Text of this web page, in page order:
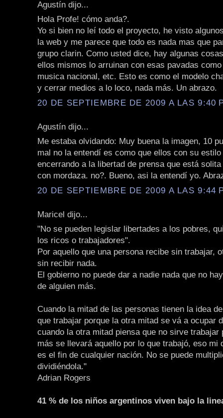
Agustín dijo...
Hola Profe! cómo anda?.
Yo si bien no leí todo el proyecto, he visto
la web y me parece que todo es nada mas que
grupo clarin. Como usted dice, hay algunas
ellos mismos lo arruinan con esas pavadas
musica nacional, etc. Esto es como el modelo
y cerrar medios a lo loco, nada más. Un abrazo.
20 DE SEPTIEMBRE DE 2009 A LAS 9:40
Agustín dijo...
Me estaba olvidando: Muy buena la imagen, 10
mal no la entendí es como que ellos con su
encerrando a la libertad de prensa que está
con mordaza. no?. Bueno, asi la entendí yo.
20 DE SEPTIEMBRE DE 2009 A LAS 9:44
Maricel dijo...
"No se pueden legislar libertades a los pobres,
los ricos o trabajadores".
Por aquello que una persona recibe sin trabajar,
sin recibir nada.
El gobierno no puede dar a nadie nada que no
de alguien más.
Cuando la mitad de las personas tienen la idea
que trabajar porque la otra mitad se vá a ocupar
cuando la otra mitad piensa que no sirve trabajar
más se llevará aquello por lo que trabajó, eso mi
es el fin de cualquier nación. No se puede
dividiéndola."
Adrian Rogers
41 % de los niños argentinos viven bajo la